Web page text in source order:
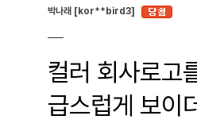
박나래 [kor**bird3]
컬러 회사로고
급스럽게 보이